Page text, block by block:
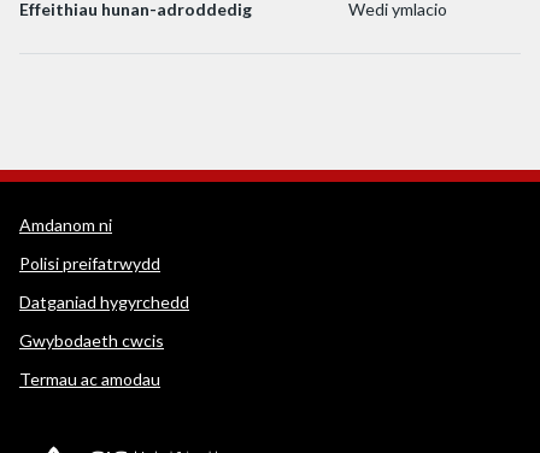
Effeithiau hunan-adroddedig Wedi ymlacio
Dolenni cymorth WEDINOS
Amdanom ni
Polisi preifatrwydd
Datganiad hygyrchedd
Gwybodaeth cwcis
Termau ac amodau